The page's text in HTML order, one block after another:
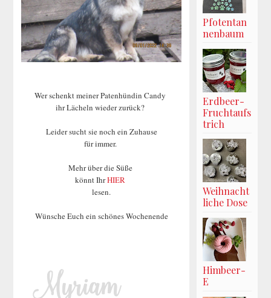
Wer schenkt meiner Patenhündin Candy
ihr Lächeln wieder zurück?
Leider sucht sie noch ein Zuhause
für immer.
Mehr über die Süße
könnt IhrHIER
lesen.
Wünsche Euch ein schönes Wochenende
Pfotentan
nenbaum
Erdbeer-
Fruchtaufs
trich
Weihnacht
liche Dose
Himbeer-
E